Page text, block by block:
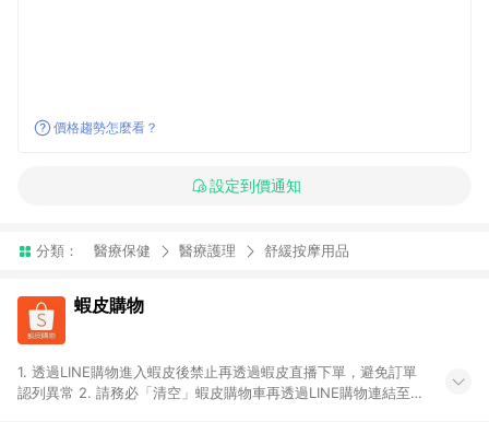
價格趨勢怎麼看？
設定到價通知
分類： 醫療保健 醫療護理 舒緩按摩用品
蝦皮購物
1. 透過LINE購物進入蝦皮後禁止再透過蝦皮直播下單，避免訂單
認列異常 2. 請務必「清空」蝦皮購物車再透過LINE購物連結至蝦